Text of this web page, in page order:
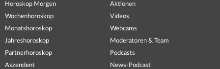
Horoskop Morgen
Wochenhoroskop
Monatshoroskop
Jahreshoroskop
Partnerhoroskop
Aszendent
Aktionen
Videos
Webcams
Moderatoren & Team
Podcasts
News-Podcast